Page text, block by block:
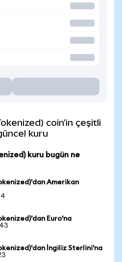
coin'in çeşitli
kuru
kuru bugün ne
Amerikan
Euro'na
İngiliz Sterlini'na